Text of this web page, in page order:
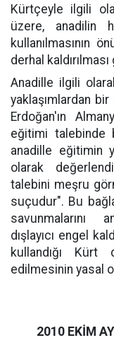
Kürtçeyle ilgili
üzere, anadilin
kullanılmasının
derhal
Anadille ilgili
yaklaşımlardan
Erdoğan'ın
eğitimi talebinde
anadille eğitimin
olarak
talebini meşru
suçudur". Bu
savunmalarını
dışlayıcı engel
kullandığı
edilmesinin yasal
2010 EKİM